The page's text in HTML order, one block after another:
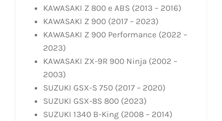
KAWASAKI Z 800 e ABS (2013 – 2016)
KAWASAKI Z 900 (2017 – 2023)
KAWASAKI Z 900 Performance (2022 –
2023)
KAWASAKI ZX-9R 900 Ninja (2002 –
2003)
SUZUKI GSX-S 750 (2017 – 2020)
SUZUKI GSX-8S 800 (2023)
SUZUKI 1340 B-King (2008 – 2014)